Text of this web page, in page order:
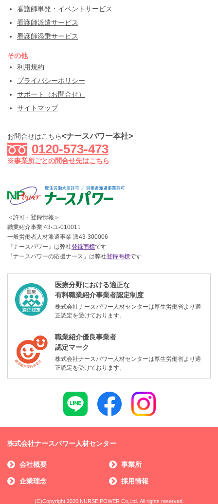
看護師単発・イベントサービス
看護師派遣サービス
看護師添乗サービス
その他
利用規約
プライバシーポリシー
サポート（お問合せ）
サイトマップ
お問合せはこちら<ナースパワー本社>
0120-573-473
※事業所ごとの問合せ先はこちら
＜許可・登録情報＞
職業紹介事業 43-ユ-010011
一般労働者人材派遣事業 派43-300006
『ナースパワー』は弊社登録商標です
『ナースパワーの応援ナース』は弊社登録商標です
医療分野における適正な
有料職業紹介事業者認定制度
株式会社ナースパワー人材センターは厚生労働省より適
正認定を受けております。
職業紹介優良事業者
認定マーク
株式会社ナースパワー人材センターは厚生労働省より適
正認定を受けております。
株式会社ナースパワー人材センター
会社概要 事業所
企業理念 採用情報
(C)Copyright 2020 NURSE POWER Co,Ltd. All rights reserved.